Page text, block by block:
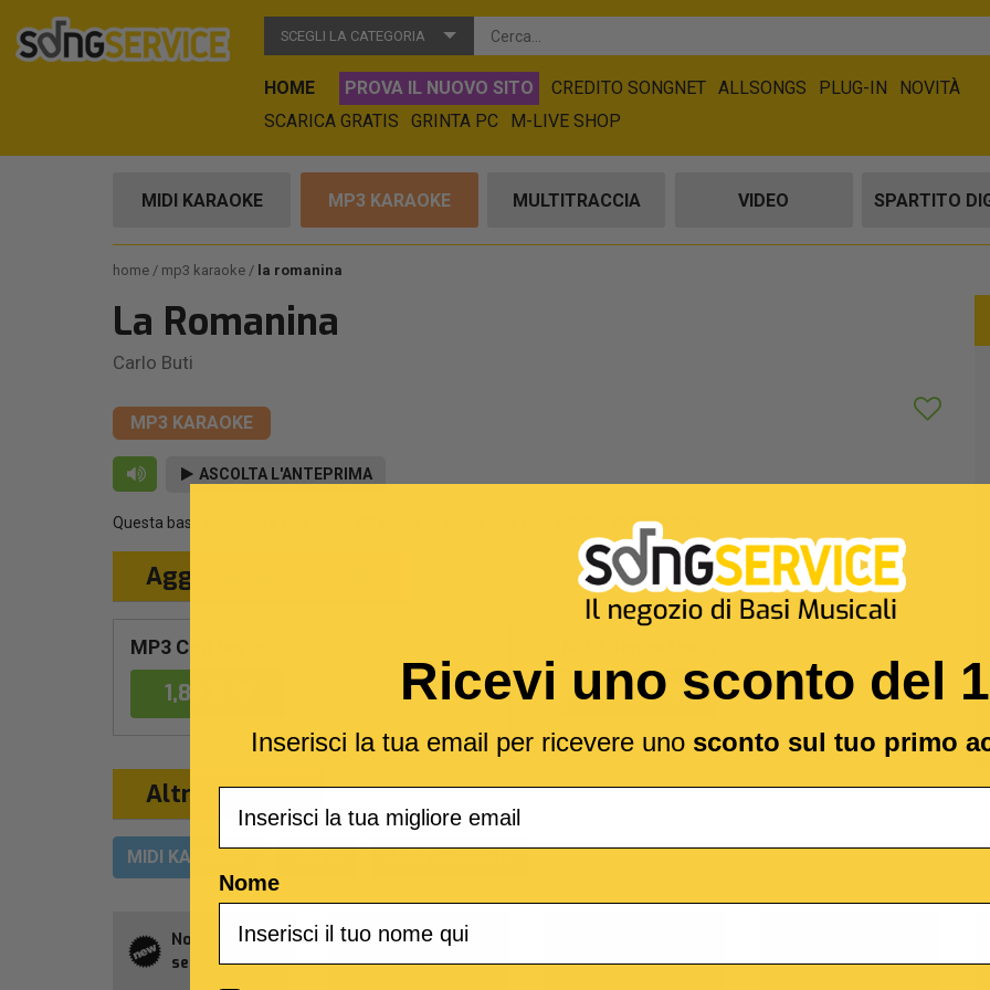
SCEGLI LA CATEGORIA
HOME PROVA IL NUOVO SITO CREDITO SONGNET ALLSONGS PLUG-IN
NOVITÀ
SCARICA GRATIS
GRINTA PC M-LIVE SHOP
MIDI KARAOKE MP3 KARAOKE MULTITRACCIA VIDEO SPARTITO
home mp3 karaoke la romanina
La Romanina
Carlo Buti
MP3 KARAOKE
ASCOLTA L'ANTEPRIMA
Questa base musicale è una cover del brano Carlo Buti
Aggiungi al Carrello
MP3 Con testo
1,89 € 1,89 €
Altri formati
MIDI KARAOKE
Novità della
settimana
Abbonamento
Allsongs
Ricevi uno sconto del
Inserisci la tua email per ricevere uno sconto sul tuo primo
Nome